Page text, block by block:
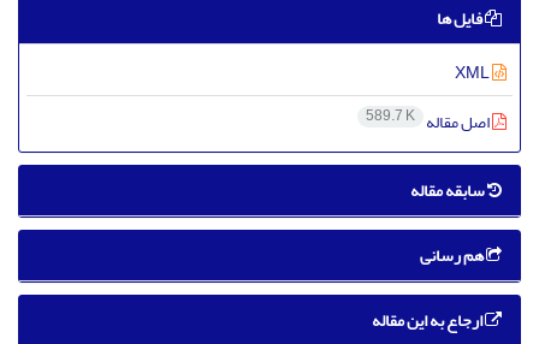
فایل ها
اصل مقاله 589.7 K
سابقه مقاله
هم رسانی
ارجاع به این مقاله